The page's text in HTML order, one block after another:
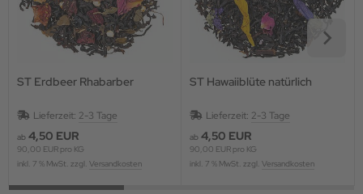
ST Erdbeer Rhabarber
Lieferzeit: 2-3 Tage
ab 4,50 EUR
90,00 EUR pro KG
inkl. 7 % MwSt. zzgl. Versandkosten
ST Hawaiiblüte natürlich
Lieferzeit: 2-3 Tage
ab 4,50 EUR
90,00 EUR pro KG
inkl. 7 % MwSt. zzgl. Versandkosten